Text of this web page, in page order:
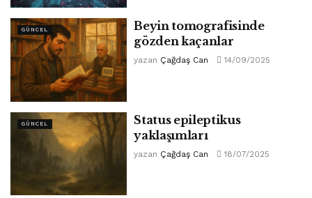
GÜNCEL
Beyin tomografisinde
gözden kaçanlar
yazan Çağdaş Can 14/09/2025
GÜNCEL
Status epileptikus
yaklaşımları
yazan Çağdaş Can 18/07/2025